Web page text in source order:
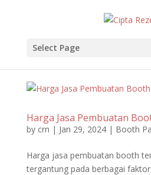
Select Page
Harga Jasa Pembuatan
by crn | Jan 29, 2024| Booth
Harga jasa pembuatan booth
tergantung pada berbagai